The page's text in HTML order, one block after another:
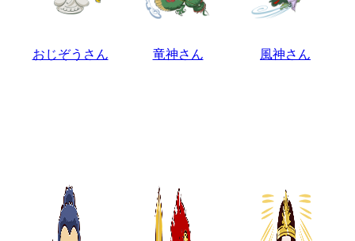
おじぞうさん 竜神さん 風神さん